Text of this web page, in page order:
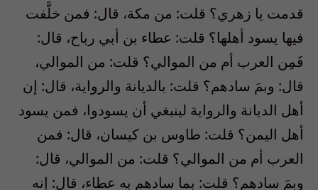
قدمت يا زهري؟ قلت: من مكة، قال: فمن خلَّفت
فيها يسود أهلها؟ قلت: عطاء بن أبي رباح، قال:
فَمِن العرب أم من الموالي؟ قلت: من الموالي،
قال: وبمَ سادهم؟ قلت: بالديانة والرواية، قال: إن
أهل الديانة والرواية لينبغي أن يسودوا، فمن يسود
أهل اليمن؟ قلت: طاوس بن كيسان، قال: فمن
العرب أم من الموالي؟ قلت: من الموالي، قال:
وبمَ سادهم؟ قلت: بما سادهم به عطاء، قال: إنه